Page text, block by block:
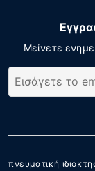
Μείνετε
πνευματική